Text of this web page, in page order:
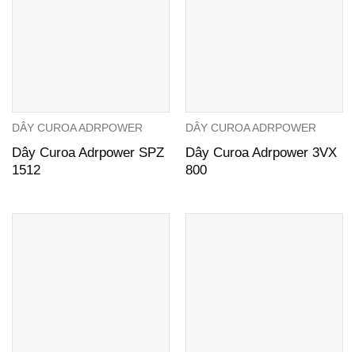
DÂY CUROA ADRPOWER
Dây Curoa Adrpower SPZ
1512
DÂY CUROA ADRPOWER
Dây Curoa Adrpower 3VX
800